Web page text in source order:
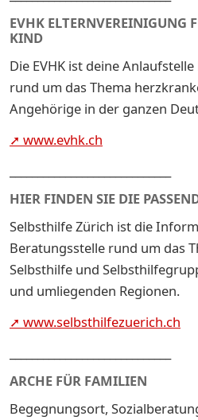
EVHK ELTERNVEREINIGUNG
KIND
Die EVHK ist deine
rund um das Thema
Angehörige in der ganzen
➚ www.evhk.ch
HIER FINDEN SIE DIE
Selbsthilfe Zürich ist die
Beratungsstelle rund um das
Selbsthilfe und
und umliegenden Regionen.
➚ www.selbsthilfezuerich.ch
ARCHE FÜR FAMILIEN
Begegnungsort,